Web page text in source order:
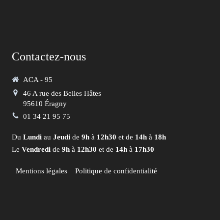
Contactez-nous
ACA - 95
46 A rue des Belles Hâtes
95610 Éragny
01 34 21 95 75
Du Lundi au Jeudi de 9h à 12h30 et de 14h à 18h
Le Vendredi de 9h à 12h30 et de 14h à 17h30
Mentions légales Politique de confidentialité